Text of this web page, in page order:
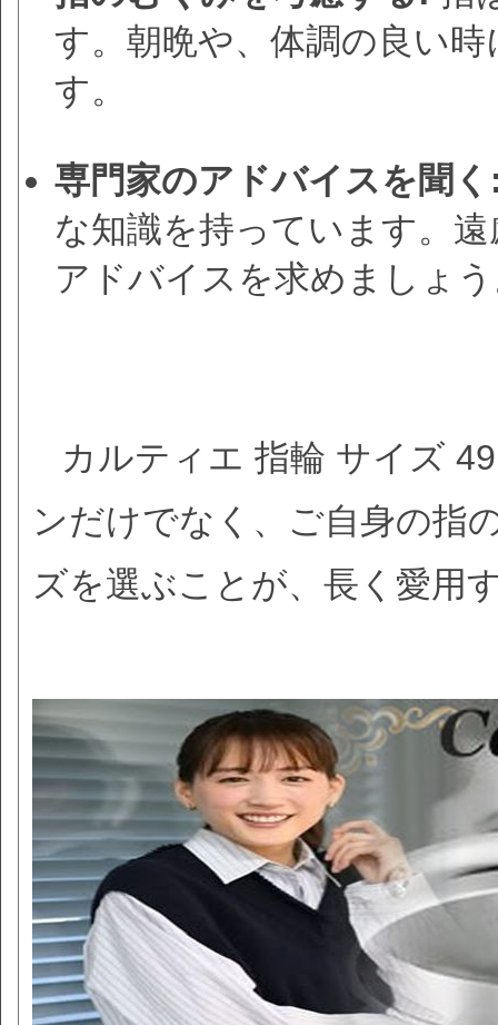
す。朝晩や、体調の良い
す。
専門家のアドバイスを聞
な知識を持っています。
アドバイスを求めましょ
カルティエ 指輪 サイズ
ンだけでなく、ご自身の指
ズを選ぶことが、長く愛用